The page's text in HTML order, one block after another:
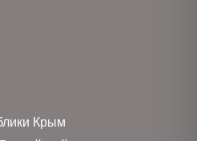
Крым